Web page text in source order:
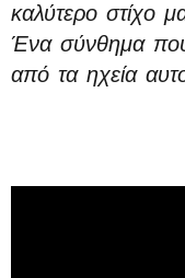
καλύτερο στίχο
Ένα σύνθημα
από τα ηχεία